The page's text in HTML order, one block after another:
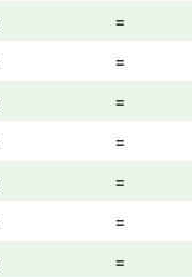
=
=
=
=
=
=
=